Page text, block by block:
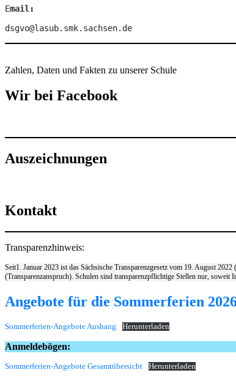
Email:
dsgvo@lasub.smk.sachsen.de
Zahlen, Daten und Fakten zu unserer Schule
Wir bei Facebook
Auszeichnungen
Kontakt
Transparenzhinweis:
Seit1. Januar 2023 ist das Sächsische Transparenzgesetz vom 19. August
(Transparenzanspruch). Schulen sind transparenzpflichtige Stellen nur,
Angebote für die Sommerferien
Sommerferien-Angebote Aushang Herunterladen
Anmeldebögen:
Sommerferien-Angebote Gesamtübersicht Herunterladen